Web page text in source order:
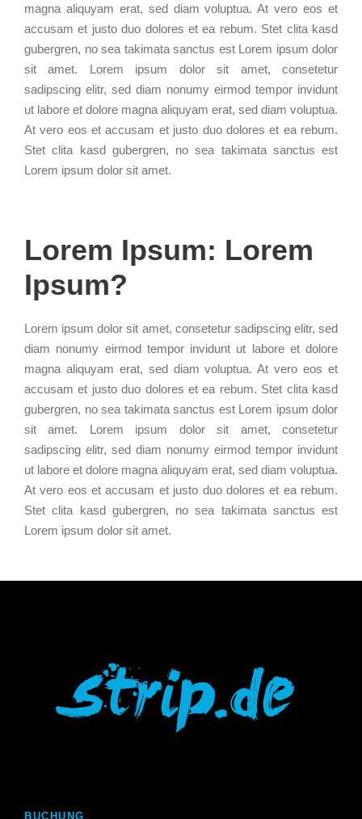
magna aliquyam erat, sed diam voluptua. At vero eos et
accusam et justo duo dolores et ea rebum. Stet clita kasd
gubergren, no sea takimata sanctus est Lorem ipsum dolor
sit amet. Lorem ipsum dolor sit amet, consetetur
sadipscing elitr, sed diam nonumy eirmod tempor invidunt
ut labore et dolore magna aliquyam erat, sed diam voluptua.
At vero eos et accusam et justo duo dolores et ea rebum.
Stet clita kasd gubergren, no sea takimata sanctus est
Lorem ipsum dolor sit amet.
Lorem Ipsum: Lorem
Ipsum?
Lorem ipsum dolor sit amet, consetetur sadipscing elitr, sed
diam nonumy eirmod tempor invidunt ut labore et dolore
magna aliquyam erat, sed diam voluptua. At vero eos et
accusam et justo duo dolores et ea rebum. Stet clita kasd
gubergren, no sea takimata sanctus est Lorem ipsum dolor
sit amet. Lorem ipsum dolor sit amet, consetetur
sadipscing elitr, sed diam nonumy eirmod tempor invidunt
ut labore et dolore magna aliquyam erat, sed diam voluptua.
At vero eos et accusam et justo duo dolores et ea rebum.
Stet clita kasd gubergren, no sea takimata sanctus est
Lorem ipsum dolor sit amet.
BUCHUNG